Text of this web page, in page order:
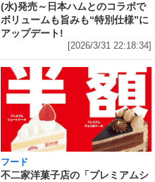
(水)発売～日本ハムとのコラボで
ボリュームも旨みも“特別仕様”に
アップデート!
[2026/3/31 22:18:34]
フード
不二家洋菓子店の「プレミアムシ